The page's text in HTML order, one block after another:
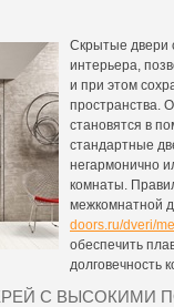
Скрытые двери
интерьера,
и при этом
пространства.
становятся в
стандартные
негармонично
комнаты.
межкомнатной
doors.ru/dveri/
обеспечить
долговечность
С ВЫСОКИМИ